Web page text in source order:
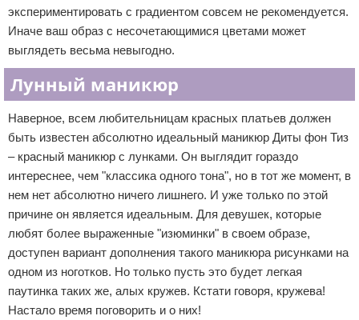
экспериментировать с градиентом совсем не рекомендуется.
Иначе ваш образ с несочетающимися цветами может
выглядеть весьма невыгодно.
Лунный маникюр
Наверное, всем любительницам красных платьев должен
быть известен абсолютно идеальный маникюр Диты фон Тиз
– красный маникюр с лунками. Он выглядит гораздо
интереснее, чем "классика одного тона", но в тот же момент, в
нем нет абсолютно ничего лишнего. И уже только по этой
причине он является идеальным. Для девушек, которые
любят более выраженные "изюминки" в своем образе,
доступен вариант дополнения такого маникюра рисунками на
одном из ноготков. Но только пусть это будет легкая
паутинка таких же, алых кружев. Кстати говоря, кружева!
Настало время поговорить и о них!